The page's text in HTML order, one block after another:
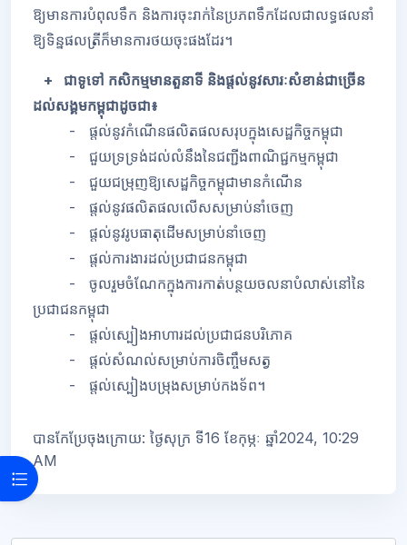
Open course index
ឱ្យមានការបំពុលទឹក និងការចុះរាក់នៃប្រភពទឹកដែលជាលទ្ធផលនាំ
ឱ្យទិន្នផលត្រីក៏មានការថយចុះផងដែរ។
+ ជាទូទៅ កសិកម្មមានតួនាទី និងផ្តល់នូវសារៈសំខាន់ជាច្រើន
ដល់សង្គមកម្ពុជាដូចជា៖
- ផ្តល់នូវកំណើនផលិតផលសរុបក្នុងសេដ្ឋកិច្ចកម្ពុជា
- ជួយទ្រទ្រង់ដល់លំនឹងនៃជញ្ជីងពាណិជ្ជកម្មកម្ពុជា
- ជួយជម្រុញឱ្យសេដ្ឋកិច្ចកម្ពុជាមានកំណើន
- ផ្តល់នូវផលិតផលលើសសម្រាប់នាំចេញ
- ផ្តល់នូវរូបធាតុដើមសម្រាប់នាំចេញ
- ផ្តល់ការងារដល់ប្រជាជនកម្ពុជា
- ចូលរួមចំណែកក្នុងការកាត់បន្ថយចលនាបំលាស់នៅនៃ
ប្រជាជនកម្ពុជា
- ផ្តល់ស្បៀងអាហារដល់ប្រជាជនបរិភោគ
- ផ្តល់សំណល់សម្រាប់ការចិញ្ចឹមសត្វ
- ផ្តល់ស្បៀងបម្រុងសម្រាប់កងទ័ព។
បានកែប្រែចុងក្រោយ: ថ្ងៃសុក្រ ទី16 ខែកុម្ភៈ ឆ្នាំ2024, 10:29
AM